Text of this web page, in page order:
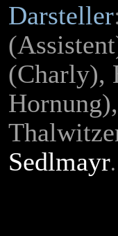
Darsteller
(Charly),
Hornung),
Sedlmayr.